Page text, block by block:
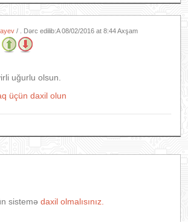
/ . Dərc edilib:A08/02/2016 at 8:44 Axşam
uğurlu olsun.
üçün daxil olun
sistemə daxil olmalısınız.